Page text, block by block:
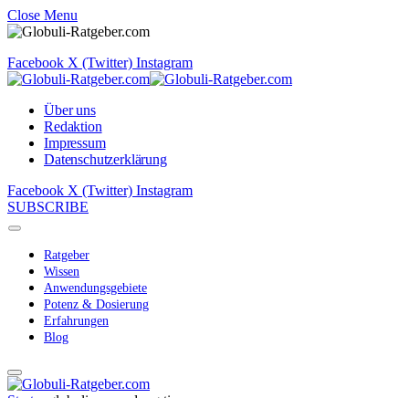
Close Menu
Facebook X (Twitter) Instagram
Über uns
Redaktion
Impressum
Datenschutzerklärung
Facebook X (Twitter) Instagram
SUBSCRIBE
Ratgeber
Wissen
Anwendungsgebiete
Potenz & Dosierung
Erfahrungen
Blog